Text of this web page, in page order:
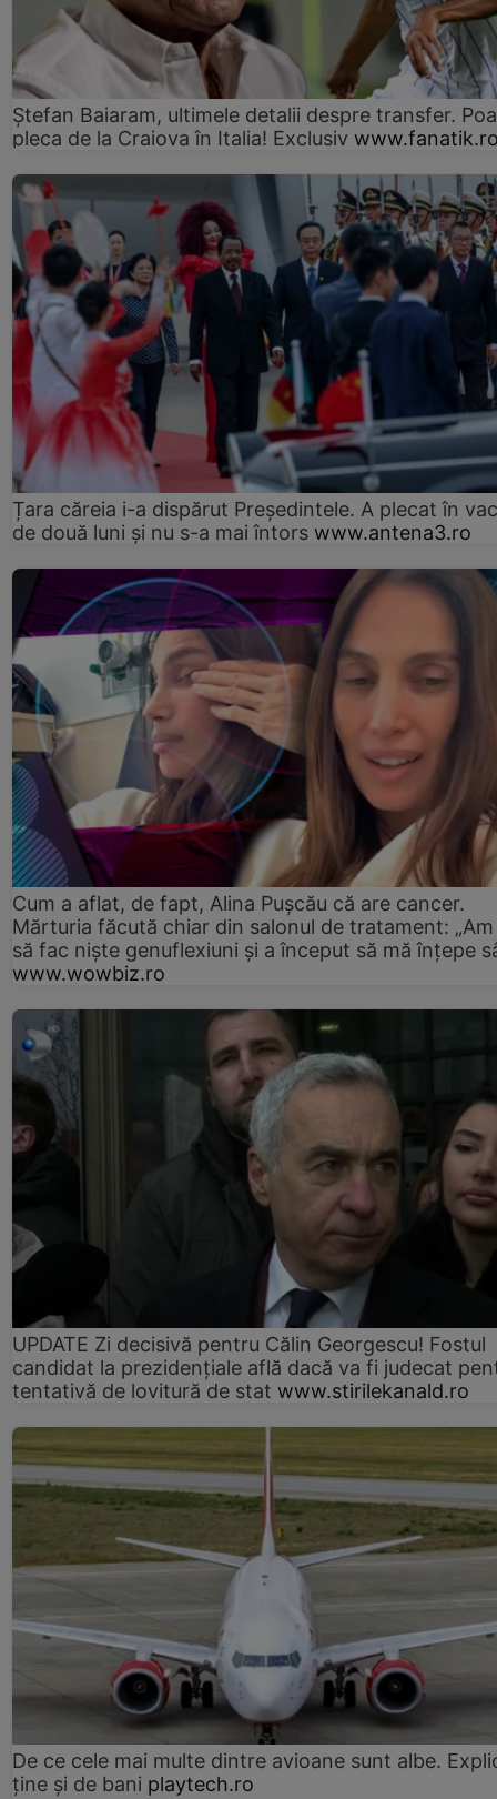
Ștefan Baiaram, ultimele detalii despre transfer.
pleca de la Craiova în Italia! Exclusiv
Țara căreia i-a dispărut Președintele. A plecat în
de două luni și nu s-a mai întors www.antena3.ro
Cum a aflat, de fapt, Alina Pușcău că are cancer.
Mărturia făcută chiar din salonul de tratament:
să fac niște genuflexiuni și a început să mă înțepe
www.wowbiz.ro
UPDATE Zi decisivă pentru Călin Georgescu! Fostul
candidat la prezidențiale află dacă va fi judecat
tentativă de lovitură de stat www.stirilekanald.ro
De ce cele mai multe dintre avioane sunt albe.
ține și de bani playtech.ro